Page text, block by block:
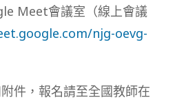
Meet會議室（線上會議
njg-oevg-
件，報名請至全國教師在